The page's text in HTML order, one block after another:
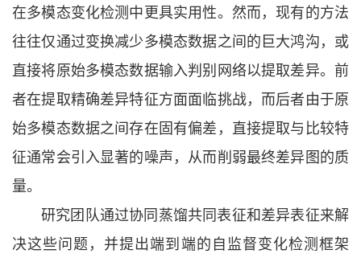
在多模态变化检测中更具实用性。然而，现有的方法
往往仅通过变换减少多模态数据之间的巨大鸿沟，或
直接将原始多模态数据输入判别网络以提取差异。前
者在提取精确差异特征方面面临挑战，而后者由于原
始多模态数据之间存在固有偏差，直接提取与比较特
征通常会引入显著的噪声，从而削弱最终差异图的质
量。
研究团队通过协同蒸馏共同表征和差异表征来解
决这些问题，并提出端到端的自监督变化检测框架